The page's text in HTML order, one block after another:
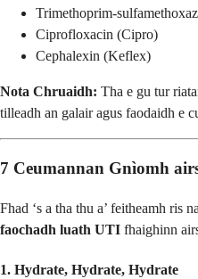
Trimethoprim-
Ciprofloxacin (Cipro)
Cephalexin (Keflex)
Nota Chruaidh: Tha e gu tur
tilleadh an galair agus faodaidh e
7 Ceumannan Gnìomh
Fhad ‘s a tha thu a’ feitheamh ris
faochadh luath UTI fhaighinn
1. Hydrate, Hydrate, Hydrate